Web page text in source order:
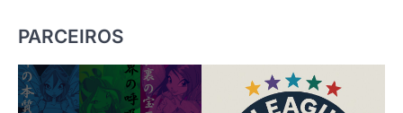
PARCEIROS